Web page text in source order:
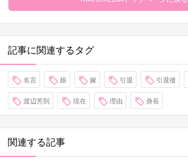
記事に関連するタグ
名言 娘 嫁 引退 引退後
渡辺芳則 現在 理由 身長
関連する記事